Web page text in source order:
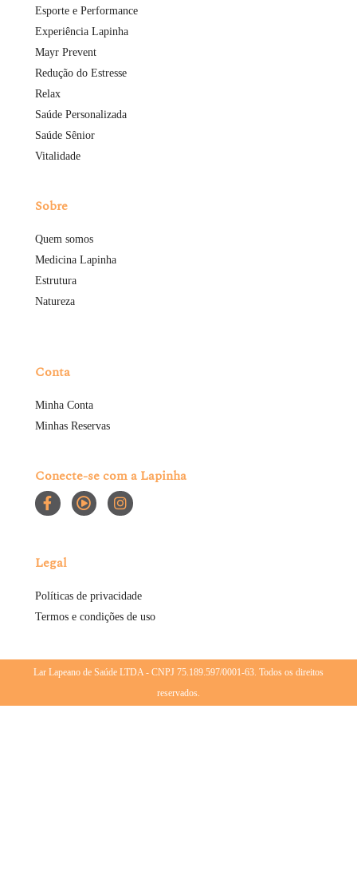
Esporte e Performance
Experiência Lapinha
Mayr Prevent
Redução do Estresse
Relax
Saúde Personalizada
Saúde Sênior
Vitalidade
Sobre
Quem somos
Medicina Lapinha
Estrutura
Natureza
Conta
Minha Conta
Minhas Reservas
Conecte-se com a Lapinha
Legal
Políticas de privacidade
Termos e condições de uso
Lar Lapeano de Saúde LTDA - CNPJ 75.189.597/0001-63. Todos os direitos
reservados.